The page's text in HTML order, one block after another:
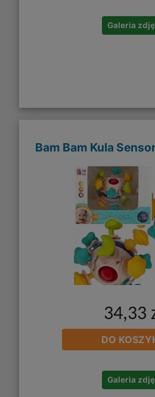
Galeria
Bam Bam Kula
34,33
DO
Galeria